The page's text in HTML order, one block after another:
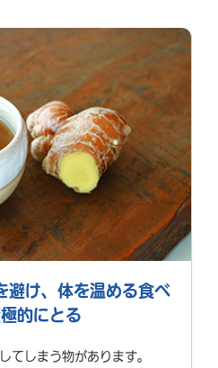
避け、体を温める食べ
的にとる
てしまう物があります。